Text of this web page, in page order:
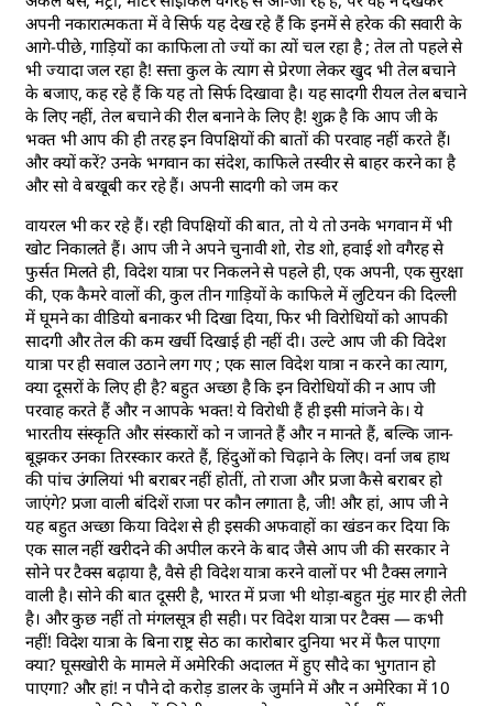
अपनी नकारात्मकता में वे सिर्फ यह देख रहे हैं कि इनमें से हरेक की सवारी के
आगे-पीछे, गाड़ियों का काफिला तो ज्यों का त्यों चल रहा है ; तेल तो पहले से
भी ज्यादा जल रहा है! सत्ता कुल के त्याग से प्रेरणा लेकर खुद भी तेल बचाने
के बजाए, कह रहे हैं कि यह तो सिर्फ दिखावा है। यह सादगी रीयल तेल बचाने
के लिए नहीं, तेल बचाने की रील बनाने के लिए है! शुक्र है कि आप जी के
भक्त भी आप की ही तरह इन विपक्षियों की बातों की परवाह नहीं करते हैं।
और क्यों करें? उनके भगवान का संदेश, काफिले तस्वीर से बाहर करने का है
और सो वे बखूबी कर रहे हैं। अपनी सादगी को जम कर
वायरल भी कर रहे हैं। रही विपक्षियों की बात, तो ये तो उनके भगवान में भी
खोट निकालते हैं। आप जी ने अपने चुनावी शो, रोड शो, हवाई शो वगैरह से
फुर्सत मिलते ही, विदेश यात्रा पर निकलने से पहले ही, एक अपनी, एक सुरक्षा
की, एक कैमरे वालों की, कुल तीन गाड़ियों के काफिले में लुटियन की दिल्ली
में घूमने का वीडियो बनाकर भी दिखा दिया, फिर भी विरोधियों को आपकी
सादगी और तेल की कम खर्ची दिखाई ही नहीं दी। उल्टे आप जी की विदेश
यात्रा पर ही सवाल उठाने लग गए ; एक साल विदेश यात्रा न करने का त्याग,
क्या दूसरों के लिए ही है? बहुत अच्छा है कि इन विरोधियों की न आप जी
परवाह करते हैं और न आपके भक्त! ये विरोधी हैं ही इसी मांजने के। ये
भारतीय संस्कृति और संस्कारों को न जानते हैं और न मानते हैं, बल्कि जान-
बूझकर उनका तिरस्कार करते हैं, हिंदुओं को चिढ़ाने के लिए। वर्ना जब हाथ
की पांच उंगलियां भी बराबर नहीं होतीं, तो राजा और प्रजा कैसे बराबर हो
जाएंगे? प्रजा वाली बंदिशें राजा पर कौन लगाता है, जी! और हां, आप जी ने
यह बहुत अच्छा किया विदेश से ही इसकी अफवाहों का खंडन कर दिया कि
एक साल नहीं खरीदने की अपील करने के बाद जैसे आप जी की सरकार ने
सोने पर टैक्स बढ़ाया है, वैसे ही विदेश यात्रा करने वालों पर भी टैक्स लगाने
वाली है। सोने की बात दूसरी है, भारत में प्रजा भी थोड़ा-बहुत मुंह मार ही लेती
है। और कुछ नहीं तो मंगलसूत्र ही सही। पर विदेश यात्रा पर टैक्स — कभी
नहीं! विदेश यात्रा के बिना राष्ट्र सेठ का कारोबार दुनिया भर में फैल पाएगा
क्या? घूसखोरी के मामले में अमेरिकी अदालत में हुए सौदे का भुगतान हो
पाएगा? और हां! न पौने दो करोड़ डालर के जुर्माने में और न अमेरिका में 10